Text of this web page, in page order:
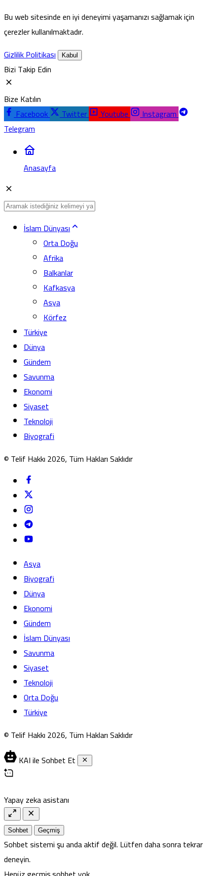
Bu web sitesinde en iyi deneyimi yaşamanızı sağlamak için
çerezler kullanılmaktadır.
Gizlilik Politikası
Kabul
Bizi Takip Edin
Bize Katılın
Facebook
Twitter Youtube
Instagram
Telegram
Anasayfa
İslam Dünyası
Orta Doğu
Afrika
Balkanlar
Kafkasya
Asya
Körfez
Türkiye
Dünya
Gündem
Savunma
Ekonomi
Siyaset
Teknoloji
Biyografi
© Telif Hakkı 2026, Tüm Hakları Saklıdır
Asya
Biyografi
Dünya
Ekonomi
Gündem
İslam Dünyası
Savunma
Siyaset
Teknoloji
Orta Doğu
Türkiye
© Telif Hakkı 2026, Tüm Hakları Saklıdır
KAI ile Sohbet Et
Yapay zeka asistanı
Sohbet Geçmiş
Sohbet sistemi şu anda aktif değil. Lütfen daha sonra tekrar
deneyin.